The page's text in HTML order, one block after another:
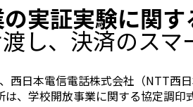
実証実験に関
し、決済のスマ
西日本電信電話株式会社（NTT西
、学校開放事業に関する協定調印